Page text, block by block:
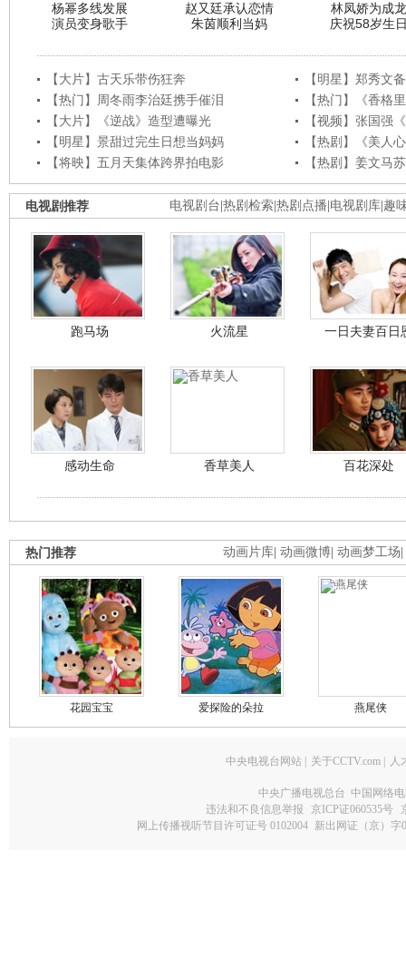
杨幂多线发展
演员变身歌手
赵又廷承认恋情
朱茵顺利当妈
林凤娇为成龙
庆祝58岁生
【大片】古天乐带伤狂奔
【明星】郑秀文
【热门】周冬雨李治廷携手催泪
【热门】《香格
【大片】《逆战》造型遭曝光
【视频】张国强
【明星】景甜过完生日想当妈妈
【热剧】《美人
【将映】五月天集体跨界拍电影
【热剧】姜文马
电视剧台 热剧检索 热剧点播 电视剧库 趣
电视剧推荐
跑马场 火流星 一日夫妻百日
感动生命 香草美人 百花深处
动画片库 动画微博 动画梦工场
热门推荐
花园宝宝 爱探险的朵拉 燕尾侠
中央电视台网站 关于CCTV.com 人
中央广播电视总台 中国网络
违法和不良信息举报
京ICP证060535号
网上传播视听节目许可证号 0102004 新出网证（京）